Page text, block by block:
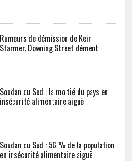
Rumeurs de démission de Keir
Starmer, Downing Street dément
Soudan du Sud : la moitié du pays en
insécurité alimentaire aiguë
Soudan du Sud : 56 % de la population
en insécurité alimentaire aiguë